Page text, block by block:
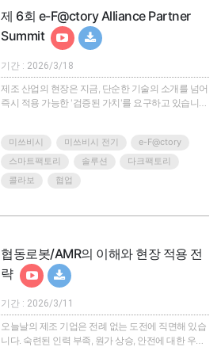
제 6회 e-F@ctory Alliance Partner
Summit
기간 : 2026/3/18
제조 산업의 현장은 지금, 단순한 기술의 소개를 넘어
즉시 적용 가능한 '검증된 가치'를 요구하고 있습니
Alliance Partner Summit을 개최합니다. 이번 웨비나
에서는 추상적인 이론이나 방법론이 아닌,e-F@ctory
Alliance 파트너사와의 긴밀한 협업을 통해 탄생한
'검증된 실증 사례(PoC)'를 공개합니다.AhnLab,
미쓰비시 미쓰비시 전기
e-F@ctory
스마트팩토리
솔루션
다크팩토리
콜라보
협업
협동로봇/AMR의 이해와 현장 적용 전
략
기간 : 2026/3/11
오늘날의 제조 기업은 전례 없는 도전에 직면해 있습
니다. 숙련된 인력 부족, 원가 상승, 안전에 대한 우려,